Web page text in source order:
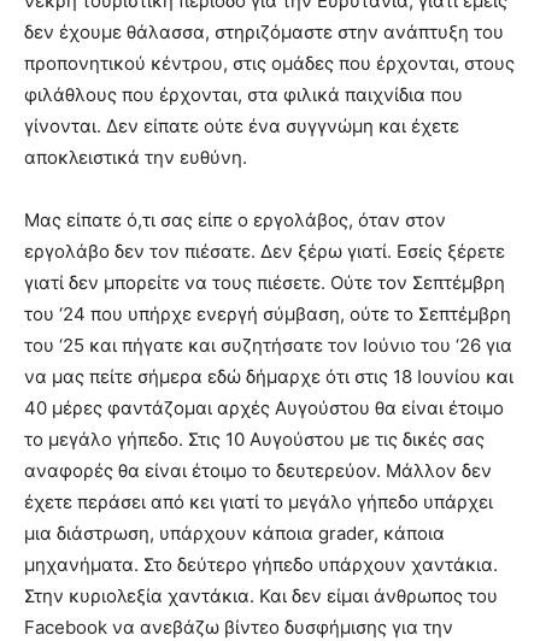
δεν έχουμε θάλασσα, στηριζόμαστε στην ανάπτυξη του
προπονητικού κέντρου, στις ομάδες που έρχονται, στους
φιλάθλους που έρχονται, στα φιλικά παιχνίδια που
γίνονται. Δεν είπατε ούτε ένα συγγνώμη και έχετε
αποκλειστικά την ευθύνη.
Μας είπατε ό,τι σας είπε ο εργολάβος, όταν στον
εργολάβο δεν τον πιέσατε. Δεν ξέρω γιατί. Εσείς ξέρετε
γιατί δεν μπορείτε να τους πιέσετε. Ούτε τον Σεπτέμβρη
του ‘24 που υπήρχε ενεργή σύμβαση, ούτε το Σεπτέμβρη
του ‘25 και πήγατε και συζητήσατε τον Ιούνιο του ‘26 για
να μας πείτε σήμερα εδώ δήμαρχε ότι στις 18 Ιουνίου και
40 μέρες φαντάζομαι αρχές Αυγούστου θα είναι έτοιμο
το μεγάλο γήπεδο. Στις 10 Αυγούστου με τις δικές σας
αναφορές θα είναι έτοιμο το δευτερεύον. Μάλλον δεν
έχετε περάσει από κει γιατί το μεγάλο γήπεδο υπάρχει
μια διάστρωση, υπάρχουν κάποια grader, κάποια
μηχανήματα. Στο δεύτερο γήπεδο υπάρχουν χαντάκια.
Στην κυριολεξία χαντάκια. Και δεν είμαι άνθρωπος του
Facebook να ανεβάζω βίντεο δυσφήμισης για την